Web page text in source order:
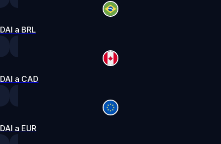
DAI a BRL
DAI a CAD
DAI a EUR